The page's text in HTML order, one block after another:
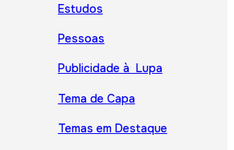
Estudos
Pessoas
Publicidade à Lupa
Tema de Capa
Temas em Destaque